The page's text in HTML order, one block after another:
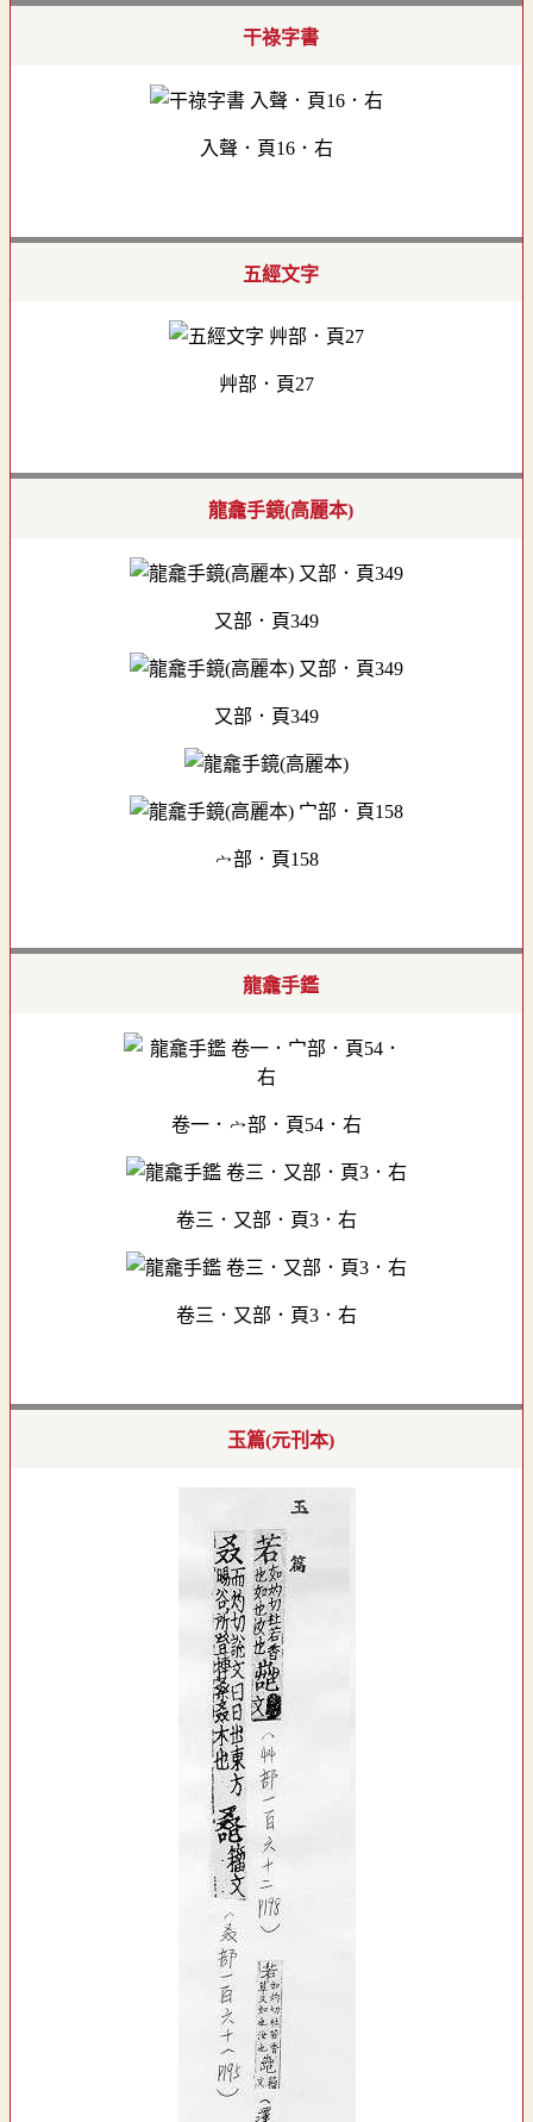
干祿字書
入聲．頁16．右
五經文字
艸部．頁27
龍龕手鏡(高麗本)
又部．頁349
又部．頁349
宀部．頁158
龍龕手鑑
卷一．宀部．頁54．右
卷三．又部．頁3．右
卷三．又部．頁3．右
玉篇(元刊本)